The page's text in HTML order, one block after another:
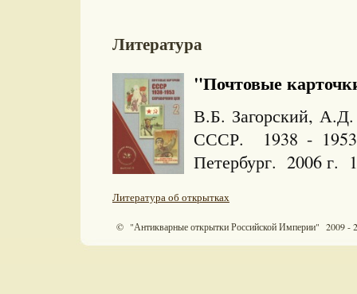
Литература
"Почтовые
В.Б. Загорский,
СССР. 1938 -
Петербург. 2006 г.
Литература об открытках
© "Антикварные открытки Российской Империи" 2009 -